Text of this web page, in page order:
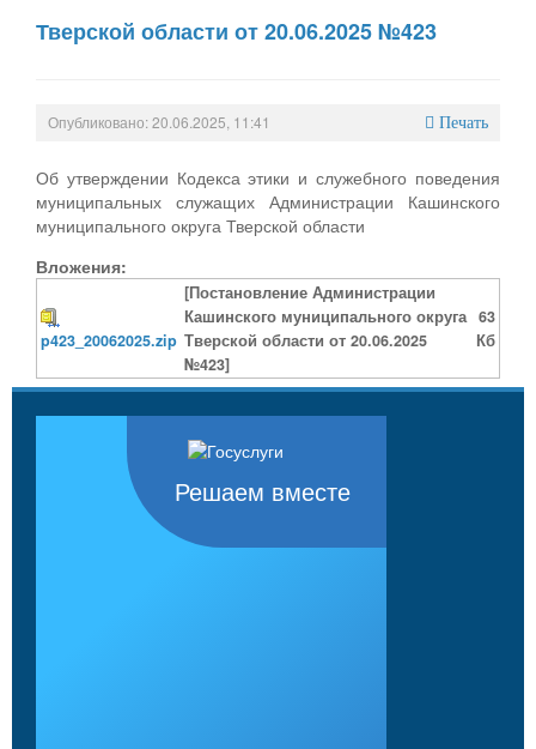
Тверской области от 20.06.2025 №423
Опубликовано: 20.06.2025, 11:41 Печать
Об утверждении Кодекса этики и служебного поведения
муниципальных служащих Администрации Кашинского
муниципального округа Тверской области
Вложения:
p423_20062025.zip
[Постановление Администрации
Кашинского муниципального округа
Тверской области от 20.06.2025
№423]
63
Кб
Решаем вместе